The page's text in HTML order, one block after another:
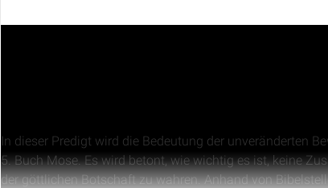
In dieser Predigt wird die Bedeutung der unveränderten
5. Buch Mose. Es wird betont, wie wichtig es ist, keine
der göttlichen Botschaft zu wahren. Anhand von